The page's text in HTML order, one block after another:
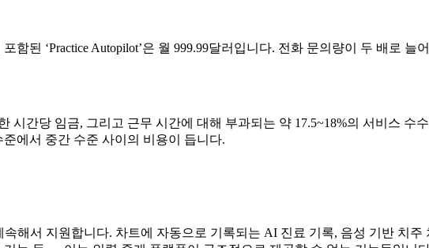
함된 ‘Practice Autopilot’은 월 999.99달러입니다. 전화 문의량이 두 배로
시간당 임금, 그리고 근무 시간에 대해 부과되는 약 17.5~18%의 서비스 수
에서 중간 수준 사이의 비용이 듭니다.
해서 지원합니다. 차트에 자동으로 기록되는 AI 진료 기록, 음성 기반 치